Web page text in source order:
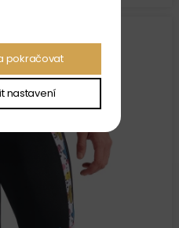
pokračovat
nastavení